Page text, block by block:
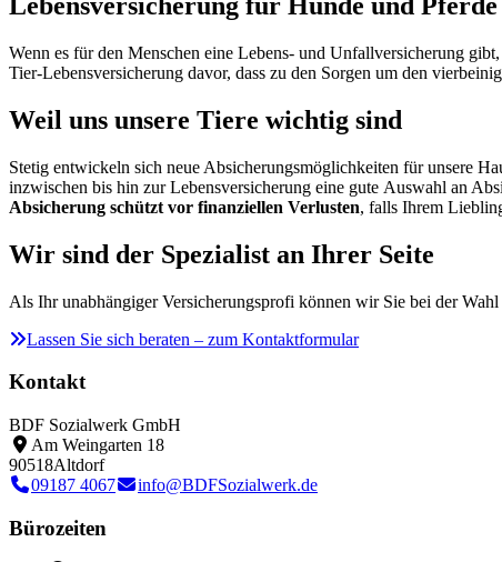
Wenn es für den Menschen eine Lebens- und Unfallversicherung
Tier-Lebensversicherung davor, dass zu den Sorgen um den
Weil uns unsere Tiere wichtig sind
Stetig entwickeln sich neue Absicherungsmöglichkeiten für unsere
inzwischen bis hin zur Lebensversicherung eine gute Auswahl an
Absicherung schützt vor finanziellen Verlusten, falls Ihrem
Wir sind der Spezialist an Ihrer Seite
Als Ihr unabhängiger Versicherungsprofi können wir Sie bei der
Lassen Sie sich beraten – zum Kontaktformular
Kontakt
BDF Sozialwerk GmbH
Am Weingarten 18
90518Altdorf
09187 4067
info@BDFSozialwerk.de
Bürozeiten